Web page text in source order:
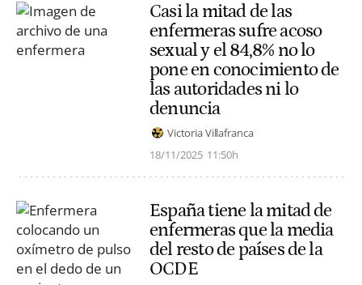
Casi la mitad de las
enfermeras sufre acoso
sexual y el 84,8% no lo
pone en conocimiento de
las autoridades ni lo
denuncia
Victoria Villafranca
18/11/2025 11:50h
España tiene la mitad de
enfermeras que la media
del resto de países de la
OCDE